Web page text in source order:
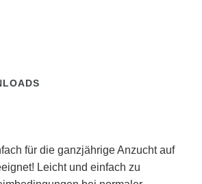
für die ganzjährige Anzucht auf
Leicht und einfach zu